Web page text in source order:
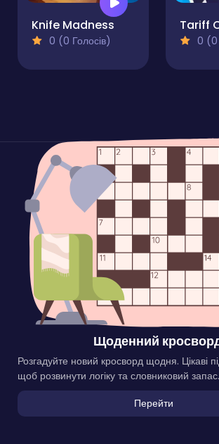
Knife Madness
0 (0 Голосів)
Tariff
0 (0
Щоденний
Розгадуйте новий кросворд щодня. Цікаві
щоб розвинути логіку та словниковий запас.
Перейти